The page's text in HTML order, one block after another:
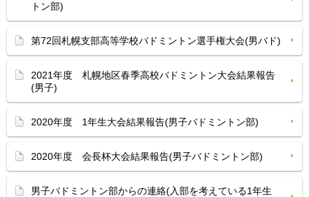
トン部)
第72回札幌支部高等学校バドミントン選手権大会(男バド)
2021年度 札幌地区春季高校バドミントン大会結果報告
(男子)
2020年度 1年生大会結果報告(男子バドミントン部)
2020年度 会長杯大会結果報告(男子バドミントン部)
男子バドミントン部からの連絡(入部を考えている1年生